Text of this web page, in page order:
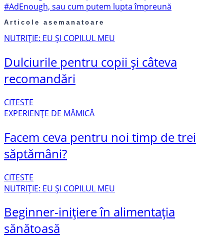
#AdEnough, sau cum putem lupta împreună
Articole asemanatoare
NUTRIȚIE: EU ȘI COPILUL MEU
Dulciurile pentru copii și câteva
recomandări
CITESTE
EXPERIENȚE DE MĂMICĂ
Facem ceva pentru noi timp de trei
săptămâni?
CITESTE
NUTRIȚIE: EU ȘI COPILUL MEU
Beginner-inițiere în alimentația
sănătoasă